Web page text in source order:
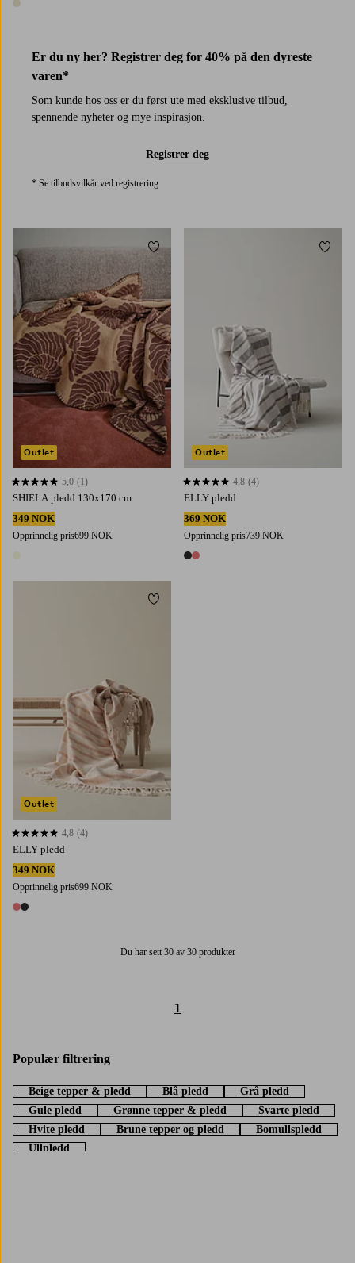
1 farge
Er du ny her? Registrer deg for 40% på den dyreste
varen*
Som kunde hos oss er du først ute med eksklusive tilbud,
spennende nyheter og mye inspirasjon.
Registrer deg
* Se tilbudsvilkår ved registrering
SHIELA pledd 130x170 cm
349 NOK
Opprinnelig pris699 NOK
5,0 basert på 1 karaktergivninger
5,0 (1)
Outlet
Legg til favoritter
ELLY pledd
369 NOK
Opprinnelig pris739 NOK
2 farger
4,8 basert på 4 karaktergivninger
4,8 (4)
Outlet
Legg
ELLY pledd
349 NOK
Opprinnelig pris699 NOK
2 farger
4,8 basert på 4 karaktergivninger
4,8 (4)
Outlet
Legg til favoritter
Du har sett 30 av 30 produkter
1
Populær filtrering
Beige tepper & pledd Blå pledd
Grå pledd
Gule pledd
Grønne tepper & pledd
Svarte pledd
Hvite pledd
Brune tepper og pledd
Bomullspledd
Ullpledd